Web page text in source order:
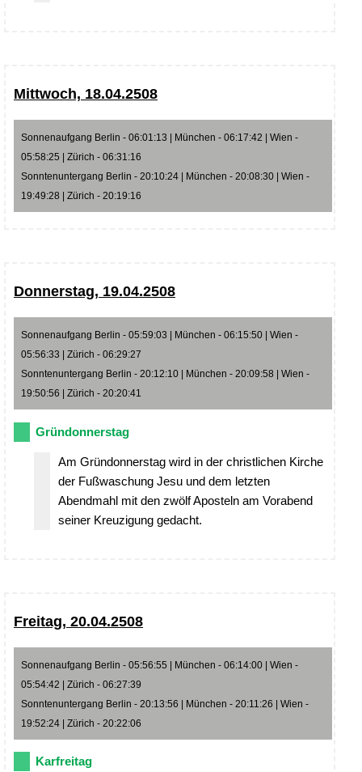
Mittwoch, 18.04.2508
Sonnenaufgang Berlin - 06:01:13 | München - 06:17:42 | Wien -
05:58:25 | Zürich - 06:31:16
Sonntenuntergang Berlin - 20:10:24 | München - 20:08:30 | Wien -
19:49:28 | Zürich - 20:19:16
Donnerstag, 19.04.2508
Sonnenaufgang Berlin - 05:59:03 | München - 06:15:50 | Wien -
05:56:33 | Zürich - 06:29:27
Sonntenuntergang Berlin - 20:12:10 | München - 20:09:58 | Wien -
19:50:56 | Zürich - 20:20:41
Gründonnerstag
Am Gründonnerstag wird in der christlichen Kirche
der Fußwaschung Jesu und dem letzten
Abendmahl mit den zwölf Aposteln am Vorabend
seiner Kreuzigung gedacht.
Freitag, 20.04.2508
Sonnenaufgang Berlin - 05:56:55 | München - 06:14:00 | Wien -
05:54:42 | Zürich - 06:27:39
Sonntenuntergang Berlin - 20:13:56 | München - 20:11:26 | Wien -
19:52:24 | Zürich - 20:22:06
Karfreitag